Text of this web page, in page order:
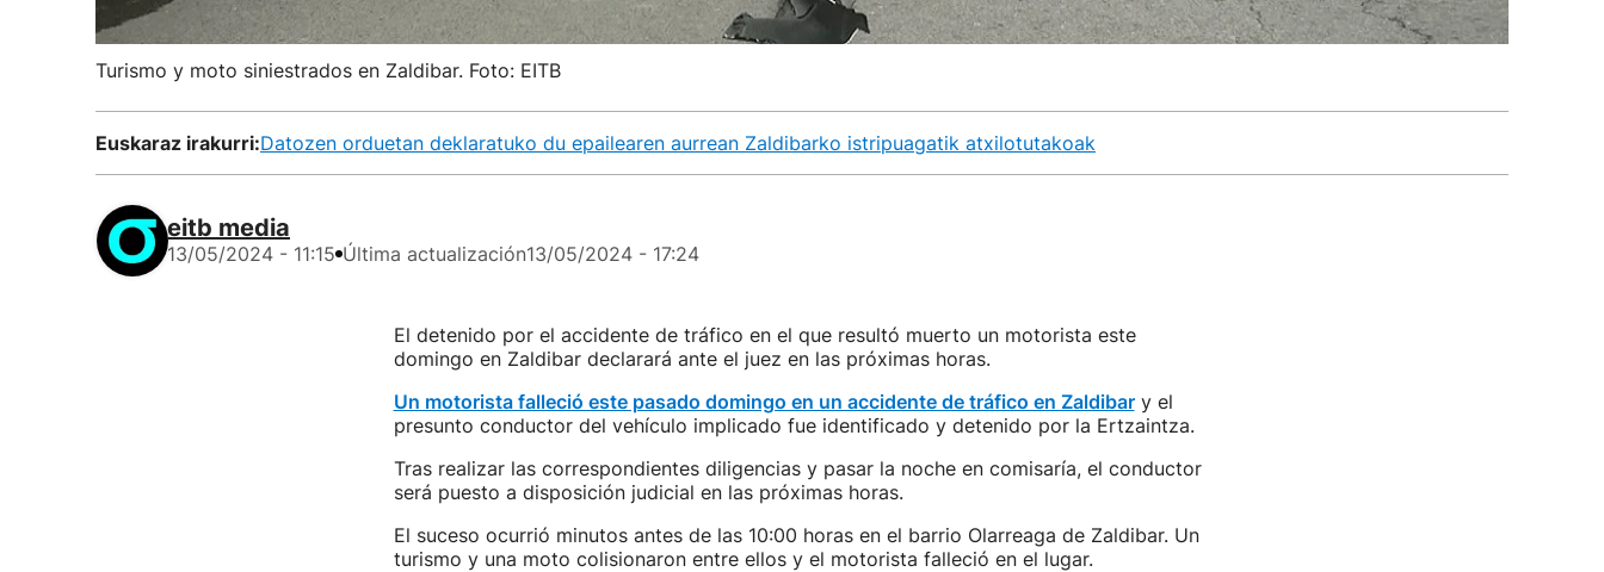
Turismo y moto siniestrados en Zaldibar. Foto: EITB
Euskaraz irakurri:Datozen orduetan deklaratuko du epailearen aurrean Zaldibarko istripuagatik atxilotutakoak
eitb media
13/05/2024 - 11:15 Última actualización13/05/2024 - 17:24
El detenido por el accidente de tráfico en el que resultó muerto un motorista este
domingo en Zaldibar declarará ante el juez en las próximas horas.
Un motorista falleció este pasado domingo en un accidente de tráfico en Zaldibary el
presunto conductor del vehículo implicado fue identificado y detenido por la Ertzaintza.
Tras realizar las correspondientes diligencias y pasar la noche en comisaría, el conductor
será puesto a disposición judicial en las próximas horas.
El suceso ocurrió minutos antes de las 10:00 horas en el barrio Olarreaga de Zaldibar. Un
turismo y una moto colisionaron entre ellos y el motorista falleció en el lugar.